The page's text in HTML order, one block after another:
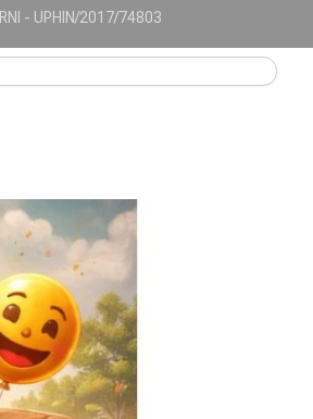
RNI - UPHIN/2017/74803